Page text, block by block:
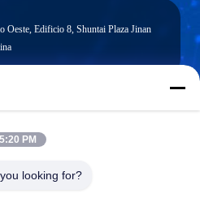
Oeste, Edificio 8, Shuntai Plaza Jinan
5:20 PM
looking for?